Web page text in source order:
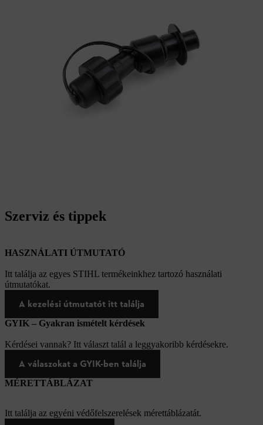
Szerviz és tippek
HASZNÁLATI ÚTMUTATÓ
Itt találja az egyes STIHL termékeinkhez tartozó használati
útmutatókat.
A kezelési útmutatót itt találja
GYIK – Gyakran ismételt kérdések
Kérdései vannak? Itt választ talál a leggyakoribb kérdésekre.
A válaszokat a GYIK-ben találja
MÉRETTÁBLÁZAT
Itt találja az egyéni védőfelszerelések mérettáblázatát.